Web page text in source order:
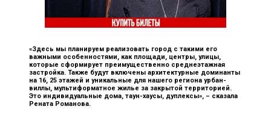
«Здесь мы планируем реализовать город с такими его
важными особенностями, как площади, центры, улицы,
которые сформирует преимущественно среднеэтажная
застройка. Также будут включены архитектурные доминанты
на 16, 25 этажей и уникальные для нашего региона урбан-
виллы, мультиформатное жилье за закрытой территорией.
Это индивидуальные дома, таун-хаусы, дуплексы», – сказала
Рената Романова.